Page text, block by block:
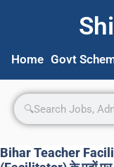
Home Govt
Bihar Teacher